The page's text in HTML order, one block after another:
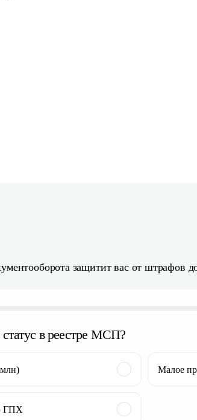
защитит вас от штрафов
в реестре МСП?
Малое
ГПХ